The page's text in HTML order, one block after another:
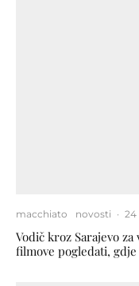
macchiato novosti · 24
Vodič kroz Sarajevo
filmove pogledati,